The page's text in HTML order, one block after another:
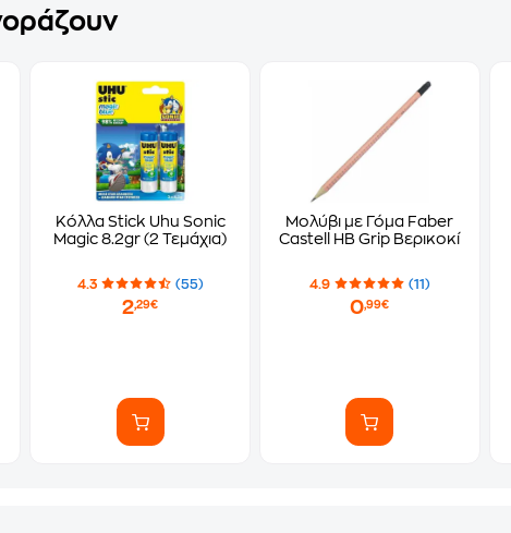
Κόλλα Stick Uhu Sonic
Magic 8.2gr (2 Τεμάχια)
4.3 (55)
2,29€
Μολύβι με Γόμα Faber
Castell HB Grip Βερικοκί
4.9 (11)
0,99€